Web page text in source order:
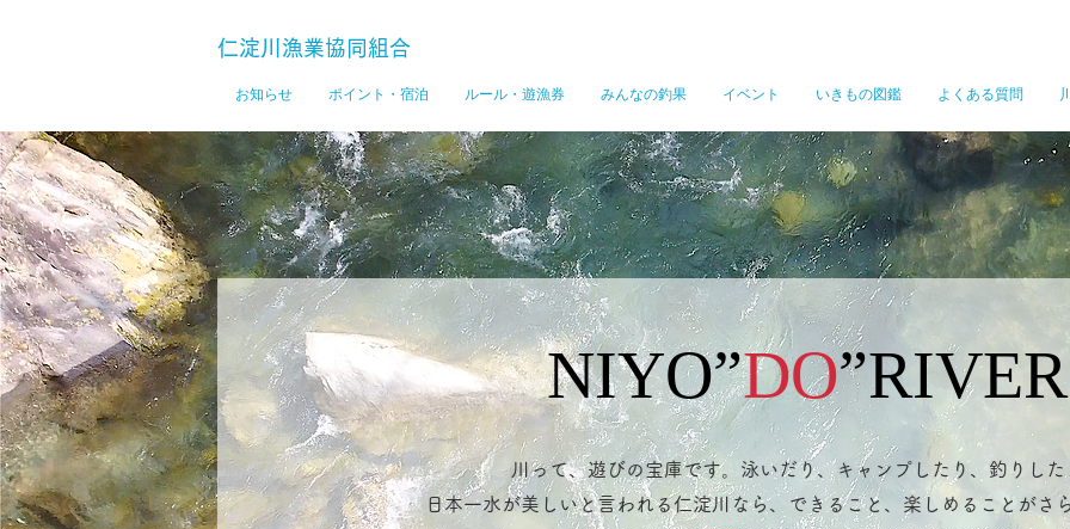
仁淀川漁業協同組合
お知らせ ポイント・宿泊 ルール・遊漁券 みんなの釣果 イベント いきもの図鑑 よくある質問
​NIYO”DO”RIVER
川って、遊びの宝庫です。泳いだり、キャンプしたり、釣りした
日本一水が美しいと言われる仁淀川なら、できること、楽しめることがさ